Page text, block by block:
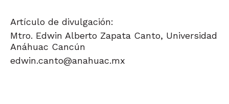
Artículo de divulgación:
Mtro. Edwin Alberto Zapata Canto, Universidad
Anáhuac Cancún
edwin.canto@anahuac.mx